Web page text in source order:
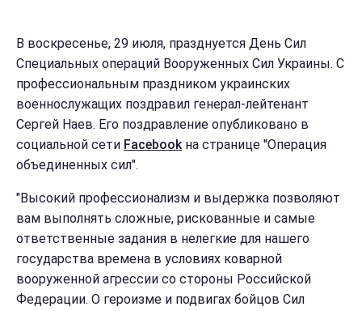
В воскресенье, 29 июля, празднуется День Сил
Специальных операций Вооруженных Сил Украины. С
профессиональным праздником украинских
военнослужащих поздравил генерал-лейтенант
Сергей Наев. Его поздравление опубликовано в
социальной сети Facebookна странице "Операция
объединенных сил".
"Высокий профессионализм и выдержка позволяют
вам выполнять сложные, рискованные и самые
ответственные задания в нелегкие для нашего
государства времена в условиях коварной
вооруженной агрессии со стороны Российской
Федерации. О героизме и подвигах бойцов Сил